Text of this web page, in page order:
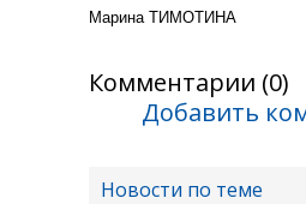
Марина ТИМОТИНА
Комментарии (0)
Добавить
Новости по теме